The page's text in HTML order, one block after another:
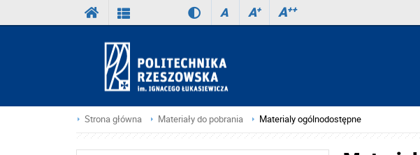
A A+ A++
Strona główna Materiały do pobrania Materialy ogólnodostępne